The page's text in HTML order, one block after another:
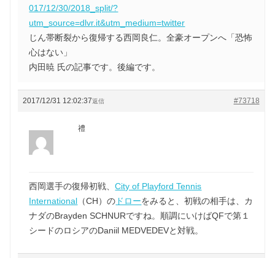
017/12/30/2018_split/?
utm_source=dlvr.it&utm_medium=twitter
じん帯断裂から復帰する西岡良仁。全豪オープンへ「恐怖
心はない」
内田暁 氏の記事です。後編です。
2017/12/31 12:02:37 #73718
返信
禮
西岡選手の復帰初戦、City of Playford Tennis
International （CH）の ドローをみると、初戦の相手は、カ
ナダのBrayden SCHNURですね。順調にいけばQFで第１
シードのロシアのDaniil MEDVEDEVと対戦。